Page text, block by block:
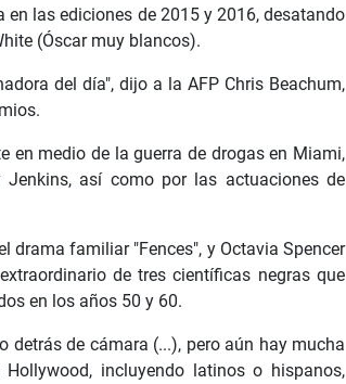
las ediciones de 2015 y 2016, desatando
(Óscar muy blancos).
del día", dijo a la AFP Chris Beachum,
en medio de la guerra de drogas en Miami,
así como por las actuaciones de
drama familiar "Fences", y Octavia Spencer
de tres científicas negras que
en los años 50 y 60.
de cámara (...), pero aún hay mucha
incluyendo latinos o hispanos,